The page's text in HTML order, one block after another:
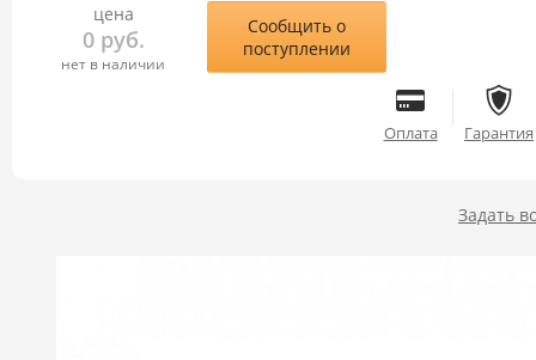
цена
0 руб.
нет в наличии
Сообщить о
поступлении
Оплата Гарантия
Задать